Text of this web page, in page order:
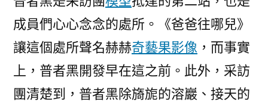
成員們心心念念的處所。《爸爸往哪兒》
讓這個處所聲名赫赫奇藝果影像 ，而事實
上，普者黑開發早在這之前。此外，采訪
團清楚到，普者黑除旖旎的溶巖、接天的